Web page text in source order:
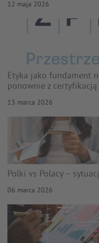
12 maja 2026
Etyka jako fundament
ponownie z certyfikacją
13 marca 2026
Polki vs Polacy –
06 marca 2026